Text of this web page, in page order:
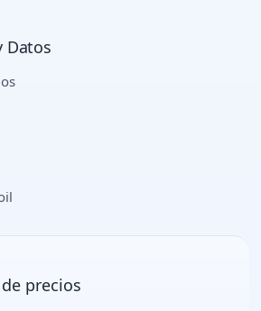
Datos
precios